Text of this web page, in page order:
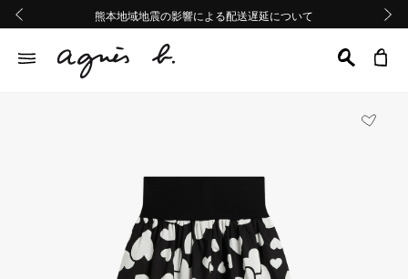
熊本地域地震の影響による配送遅延について
Summer Sale 2buy10%OFF!!
熊本地域地震の影響による配送遅延について
Summer Sale 2buy10%OFF!!